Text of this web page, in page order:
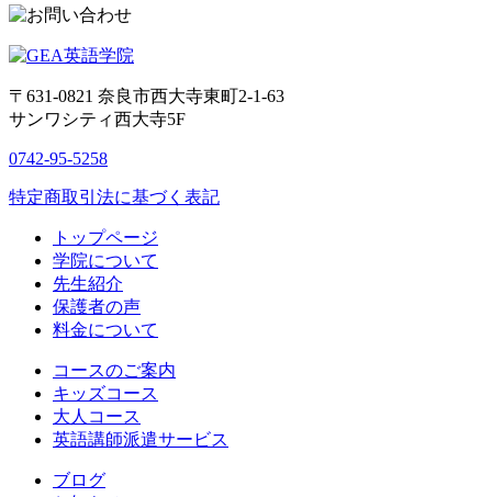
〒631-0821 奈良市西大寺東町2-1-63
サンワシティ西大寺5F
0742-95-5258
特定商取引法に基づく表記
トップページ
学院について
先生紹介
保護者の声
料金について
コースのご案内
キッズコース
大人コース
英語講師派遣サービス
ブログ